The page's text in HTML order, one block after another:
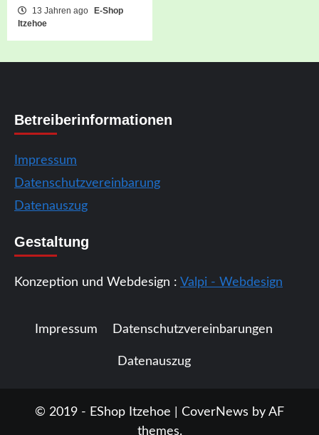
13 Jahren ago
E-Shop
Itzehoe
Betreiberinformationen
Impressum
Datenschutzvereinbarung
Datenauszug
Gestaltung
Konzeption und Webdesign : Valpi - Webdesign
Impressum Datenschutzvereinbarungen
Datenauszug
© 2019 - EShop Itzehoe CoverNews by AF
themes.